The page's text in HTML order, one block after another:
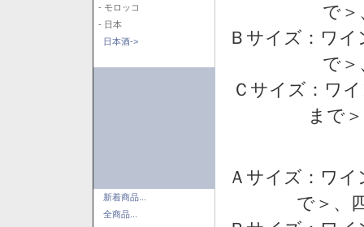
- モロッコ
- 日本
日本酒->
新着商品...
全商品...
で
Ｂサイズ：ワ
で
Ｃサイズ：ワ
まで
Ａサイズ：ワ
で＞、